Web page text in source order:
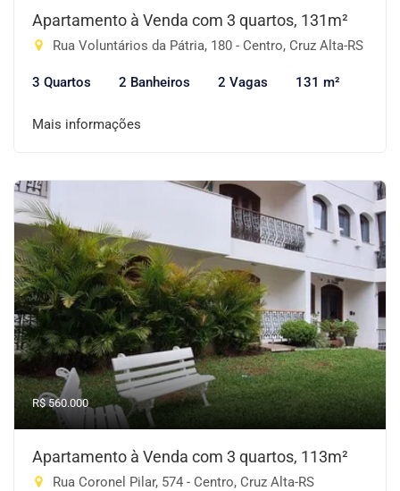
Apartamento à Venda com 3 quartos, 131m²
Rua Voluntários da Pátria, 180 - Centro, Cruz Alta-RS
3 Quartos 2 Banheiros 2 Vagas 131 m²
Mais informações
R$ 560.000
Apartamento à Venda com 3 quartos, 113m²
Rua Coronel Pilar, 574 - Centro, Cruz Alta-RS